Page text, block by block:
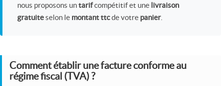
nous proposons untarifcompétitif et une livraison
gratuiteselon le montantttcde votre panier.
Comment établir une facture conforme au
régime fiscal (TVA) ?